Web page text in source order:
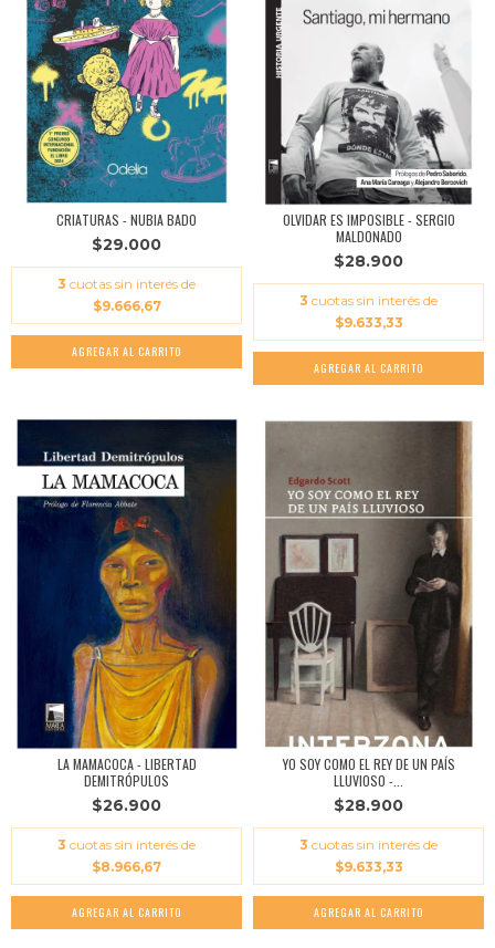
CRIATURAS - NUBIA BADO
$29.000
3 cuotas sin interés de
$9.666,67
OLVIDAR ES IMPOSIBLE - SERGIO
MALDONADO
$28.900
3 cuotas sin interés de
$9.633,33
LA MAMACOCA - LIBERTAD
DEMITRÓPULOS
$26.900
3 cuotas sin interés de
$8.966,67
YO SOY COMO EL REY DE UN PAÍS
LLUVIOSO -...
$28.900
3 cuotas sin interés de
$9.633,33